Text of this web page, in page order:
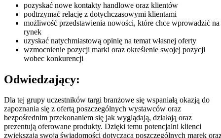
pozyskać nowe kontakty handlowe oraz klientów
podtrzymać relację z dotychczasowymi klientami
możliwość przedstawienia nowości, które chce wprowadzić na
rynek
uzyskać natychmiastową opinię na temat własnej oferty
wzmocnienie pozycji marki oraz określenie swojej pozycji
wobec konkurencji
Odwiedzający:
Dla tej grupy uczestników targi branżowe się wspaniałą okazją do
zapoznania się z ofertą poszczególnych wystawców oraz
bezpośrednim przekonaniem się jak wyglądają, działają oraz
prezentują oferowane produkty. Dzięki temu potencjalni klienci
zwiększają swoja świadomości dotyczącą poszczególnych marek